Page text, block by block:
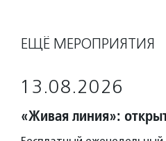
ЕЩЁ МЕРОПРИЯТИЯ
13.08.2026
«Живая линия»: